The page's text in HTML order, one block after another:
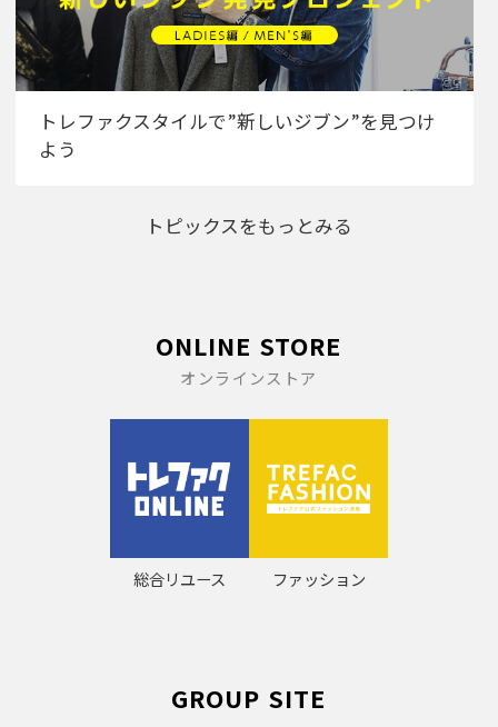
トレファクスタイルで”新しいジブン”を見つけ
よう
トピックスをもっとみる
ONLINE STORE
オンラインストア
総合リユース ファッション
GROUP SITE